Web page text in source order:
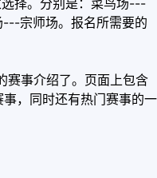
择。分别是：菜鸟场---
宗师场。报名所需要的
赛事介绍了。页面上包含
，同时还有热门赛事的一